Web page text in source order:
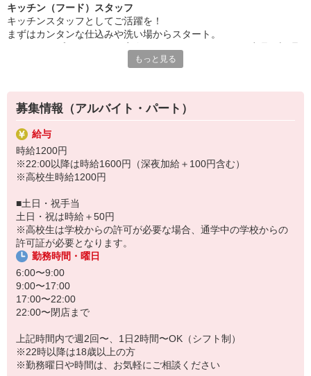
現在、キッチンスタッフを募集中◎
丁寧なレクチャーがあるので未経験でも安心！
学生・主婦・フリーター・Wワーカーなど、幅広く活躍中。
みんなライフスタイルに合わせて働いていますよ。
〜 ゼンショーグループのご紹介 〜
ココス、ジョリーパスタ、すき家、なか卯などの外食事業を運
営！
フード業世界一を目指して、日々邁進しています。
キッチン（フード）スタッフ
キッチンスタッフとしてご活躍を！
まずはカンタンな仕込みや洗い場からスタート。
もっと見る
募集情報（アルバイト・パート）
給与
時給1200円
※22:00以降は時給1600円（深夜加給＋100円含む）
※高校生時給1200円
■土日・祝手当
土日・祝は時給＋50円
※高校生は学校からの許可が必要な場合、通学中の学校からの
許可証が必要となります。
勤務時間・曜日
6:00〜9:00
9:00〜17:00
17:00〜22:00
22:00〜閉店まで
上記時間内で週2回〜、1日2時間〜OK（シフト制）
※22時以降は18歳以上の方
※勤務曜日や時間は、お気軽にご相談ください